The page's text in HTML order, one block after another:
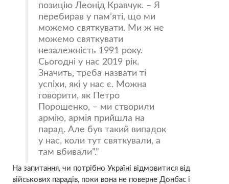
позицію Леонід Кравчук. – Я
перебирав у пам’яті, що ми
можемо святкувати. Ми ж не
можемо святкувати
незалежність 1991 року.
Сьогодні у нас 2019 рік.
Значить, треба назвати ті
успіхи, які у нас є. Можна
говорити, як Петро
Порошенко, – ми створили
армію, армія прийшла на
парад. Але був такий випадок
у нас, коли тут святкували, а
там вбивали”.
На запитання, чи потрібно Україні відмовитися від
військових парадів, поки вона не поверне Донбас і